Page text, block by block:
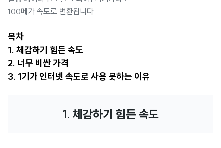
100메가 속도로 변환됩니다.
목차
1. 체감하기 힘든 속도
2. 너무 비싼 가격
3. 1기가 인터넷 속도로 사용 못하는 이유
1. 체감하기 힘든 속도